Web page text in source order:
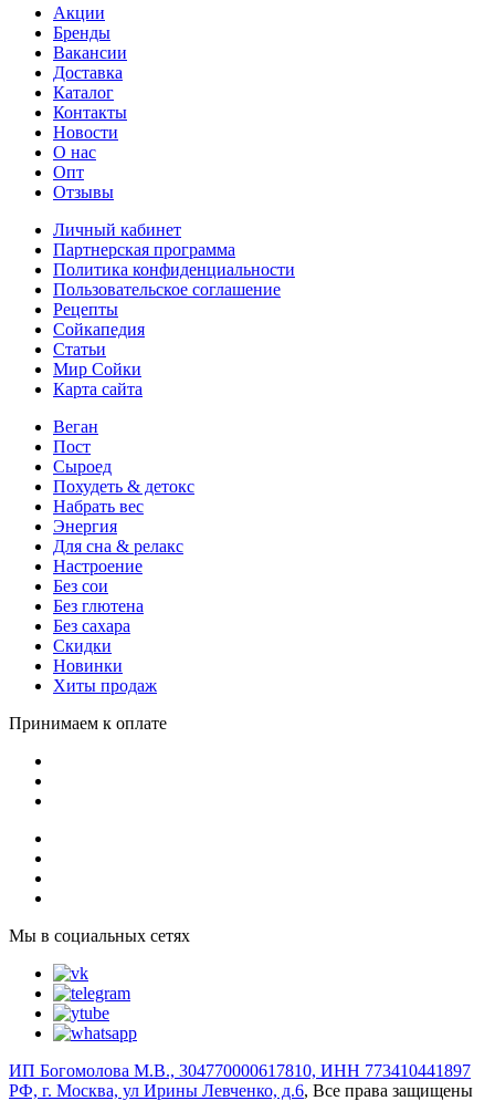
Акции
Бренды
Вакансии
Доставка
Каталог
Контакты
Новости
О нас
Опт
Отзывы
Личный кабинет
Партнерская программа
Политика конфиденциальности
Пользовательское соглашение
Рецепты
Сойкапедия
Статьи
Мир Сойки
Карта сайта
Веган
Пост
Сыроед
Похудеть & детокс
Набрать вес
Энергия
Для сна & релакс
Настроение
Без сои
Без глютена
Без сахара
Скидки
Новинки
Хиты продаж
Принимаем к оплате
Мы в социальных сетях
ИП Богомолова М.В., 304770000617810, ИНН 773410441897
РФ, г. Москва, ул Ирины Левченко, д.6, Все права защищены